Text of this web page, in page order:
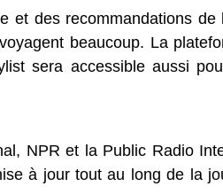
et des recommandations de
beaucoup. La
sera accessible aussi
NPR et la Public Radio
à jour tout au long de la